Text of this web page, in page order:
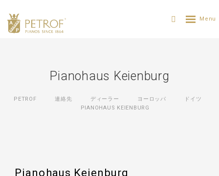
Pianohaus Keienburg
PETROF 連絡先 ディーラー ヨーロッパ
ドイツ
PIANOHAUS KEIENBURG
Pianohaus Keienburg